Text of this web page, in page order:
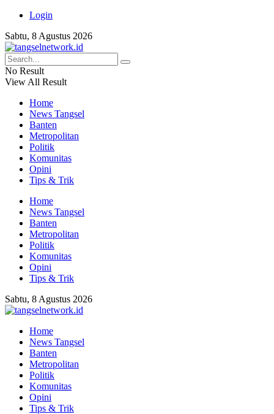
Login
Sabtu, 8 Agustus 2026
No Result
View All Result
Home
News Tangsel
Banten
Metropolitan
Politik
Komunitas
Opini
Tips & Trik
Home
News Tangsel
Banten
Metropolitan
Politik
Komunitas
Opini
Tips & Trik
Sabtu, 8 Agustus 2026
Home
News Tangsel
Banten
Metropolitan
Politik
Komunitas
Opini
Tips & Trik